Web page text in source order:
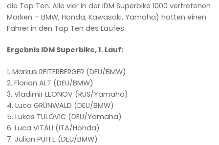
die Top Ten. Alle vier in der IDM Superbike 1000 vertretenen
Marken – BMW, Honda, Kawasaki, Yamaha) hatten einen
Fahrer in den Top Ten des Laufes.
Ergebnis IDM Superbike, 1. Lauf:
1. Markus REITERBERGER (DEU/BMW)
2. Florian ALT (DEU/BMW)
3. Vladimir LEONOV (RUS/Yamaha)
4. Luca GRÜNWALD (DEU/BMW)
5. Lukas TULOVIC (DEU/Yamaha)
6. Luca VITALI (ITA/Honda)
7. Julian PUFFE (DEU/BMW)